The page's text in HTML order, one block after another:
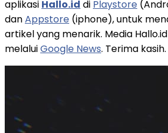
aplikasi Hallo.id di Playstore
danAppstore (iphone), untuk
artikel yang menarik. Media
melaluiGoogle News. Terima kasih.